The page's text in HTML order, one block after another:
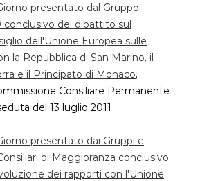
presentato dal Gruppo
conclusivo del dibattito sul
dell'Unione Europea sulle
la Repubblica di San Marino, il
e il Principato di Monaco,
Consiliare Permanente
del 13 luglio 2011
presentato dai Gruppi e
di Maggioranza conclusivo
dei rapporti con l'Unione